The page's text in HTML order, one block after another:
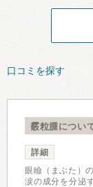
口コミを探す
霰粒腫につい
詳細
眼瞼（まぶた）
涙の成分を分泌